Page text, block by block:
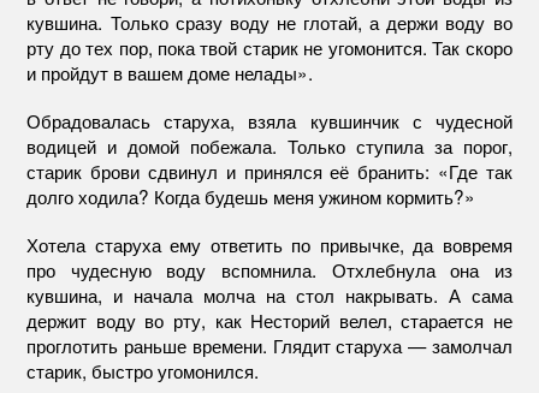
кувшина. Только сразу воду не глотай, а держи воду во
рту до тех пор, пока твой старик не угомонится. Так скоро
и пройдут в вашем доме нелады».
Обрадовалась старуха, взяла кувшинчик с чудесной
водицей и домой побежала. Только ступила за порог,
старик брови сдвинул и принялся её бранить: «Где так
долго ходила? Когда будешь меня ужином кормить?»
Хотела старуха ему ответить по привычке, да вовремя
про чудесную воду вспомнила. Отхлебнула она из
кувшина, и начала молча на стол накрывать. А сама
держит воду во рту, как Несторий велел, старается не
проглотить раньше времени. Глядит старуха — замолчал
старик, быстро угомонился.